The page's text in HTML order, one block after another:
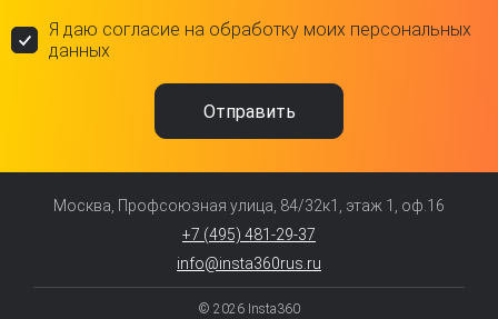
Я даю согласие на обработку моих персональных
данных
© 2026 Insta360
Москва, Профсоюзная улица, 84/32к1, этаж 1, оф.16
+7 (495) 481-29-37
info@insta360rus.ru